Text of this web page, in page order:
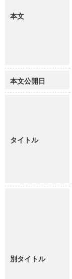
本文
本文公開日
タイトル
別タイトル